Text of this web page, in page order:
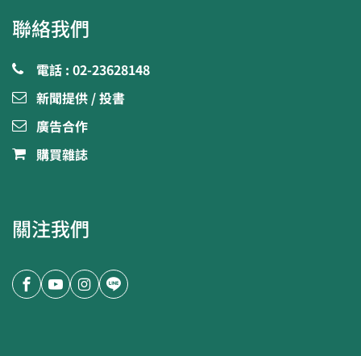
聯絡我們
電話 : 02-23628148
新聞提供 / 投書
廣告合作
購買雜誌
關注我們